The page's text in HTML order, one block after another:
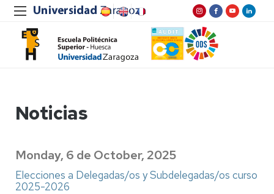
Noticias
Monday, 6 de October, 2025
Elecciones a Delegadas/os y Subdelegadas/os curso
2025-2026